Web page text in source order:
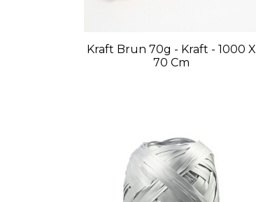
Kraft Brun 70g - Kraft - 1000 X
70 Cm